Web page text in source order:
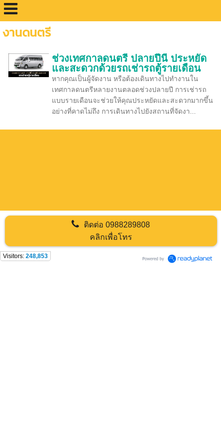
งานดนตรี
ช่วงเทศกาลดนตรี ปลายปีนี้ ประหยัด
และสะดวกด้วยรถเช่ารถตู้รายเดือน
หากคุณเป็นผู้จัดงาน หรือต้องเดินทางไปทำงานใน
เทศกาลดนตรีหลายงานตลอดช่วงปลายปี การเช่ารถ
แบบรายเดือนจะช่วยให้คุณประหยัดและสะดวกมากขึ้น
อย่างที่คาดไม่ถึง การเดินทางไปยังสถานที่จัดงา...
ติดต่อ0988289808
คลิกเพื่อโทร
Visitors: 248,853